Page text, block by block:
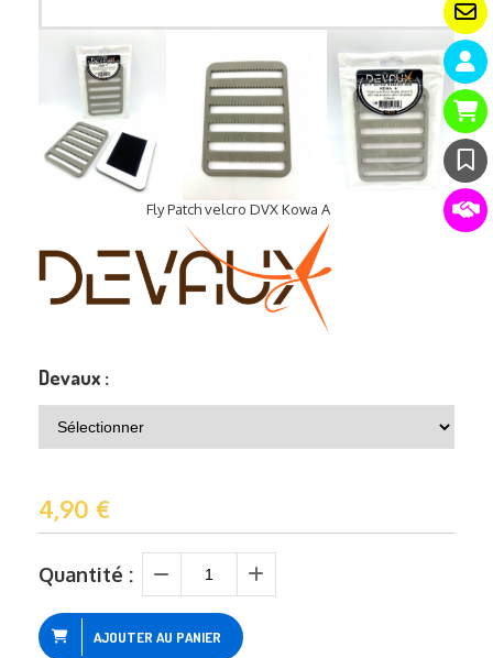
Fly Patch velcro DVX Kowa A
Devaux :
4,90 €
Quantité :
AJOUTER AU PANIER